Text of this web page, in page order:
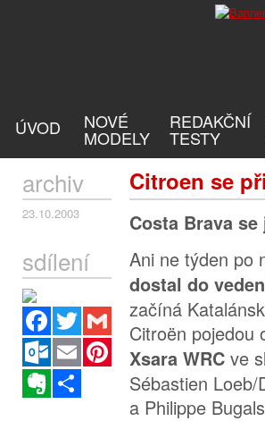
ÚVOD NOVÉ
MODELY
REDAKČNÍ
TESTY
Citroen se
archiv
23.10.2003
sdílení
Facebook
Twitter
Gmail
Outlook.com
Email
Pinterest
Evernote
Costa Brava se
Ani ne týden po
dostal do
začíná
Citroën pojedou
Xsara WRC ve
Sébastien
a Philippe